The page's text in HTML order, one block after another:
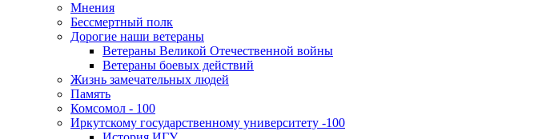
Мнения
Бессмертный полк
Дорогие наши ветераны
Ветераны Великой Отечественной войны
Ветераны боевых действий
Жизнь замечательных людей
Память
Комсомол - 100
Иркутскому государственному университету -100